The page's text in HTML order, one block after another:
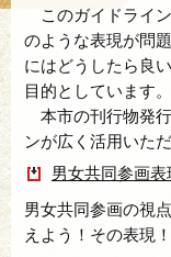
このガイドライ
のような表現が問
にはどうしたら良
目的としています。
本市の刊行物発
ンが広く活用いた
男女共同参画表
男女共同参画の視
えよう！その表現